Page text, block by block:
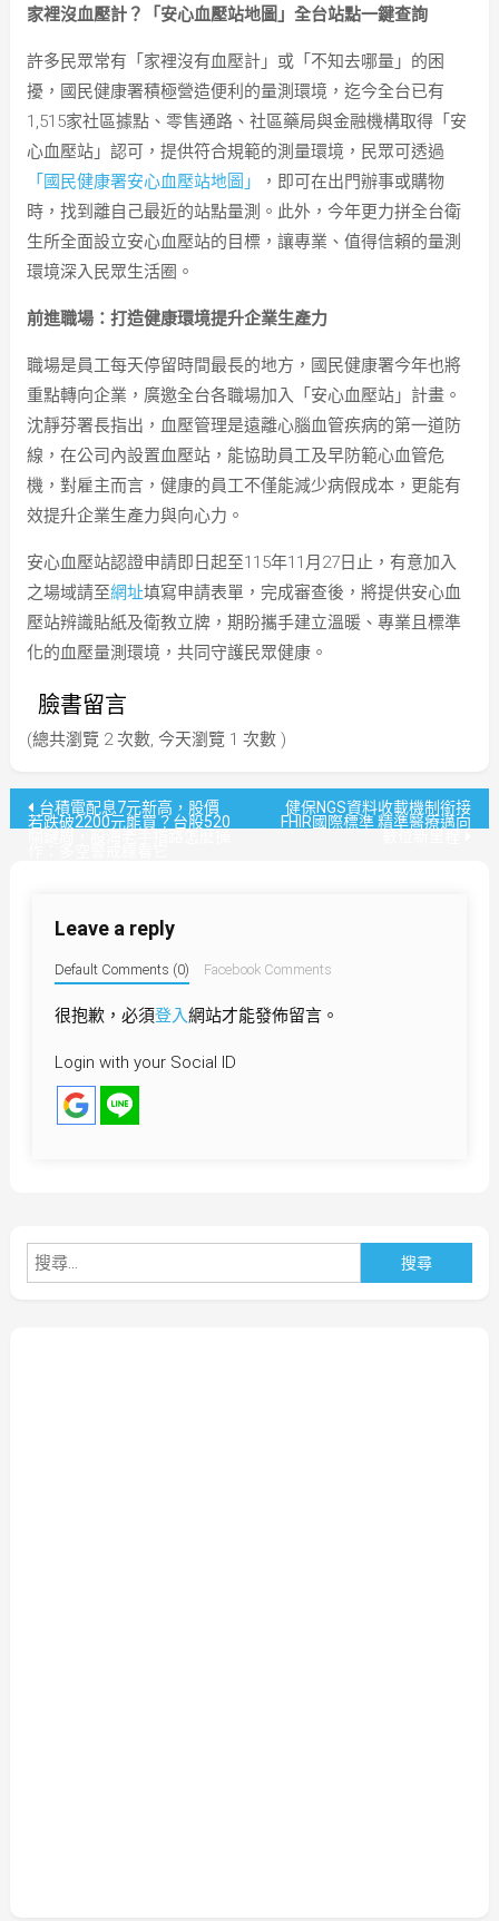
家裡沒血壓計？「安心血壓站地圖」全台站點一鍵查詢
許多民眾常有「家裡沒有血壓計」或「不知去哪量」的困
擾，國民健康署積極營造便利的量測環境，迄今全台已有
1,515家社區據點、零售通路、社區藥局與金融機構取得「安
心血壓站」認可，提供符合規範的測量環境，民眾可透過
「國民健康署安心血壓站地圖」
，即可在出門辦事或購物
時，找到離自己最近的站點量測。此外，今年更力拼全台衛
生所全面設立安心血壓站的目標，讓專業、值得信賴的量測
環境深入民眾生活圈。
前進職場：打造健康環境提升企業生產力
職場是員工每天停留時間最長的地方，國民健康署今年也將
重點轉向企業，廣邀全台各職場加入「安心血壓站」計畫。
沈靜芬署長指出，血壓管理是遠離心腦血管疾病的第一道防
線，在公司內設置血壓站，能協助員工及早防範心血管危
機，對雇主而言，健康的員工不僅能減少病假成本，更能有
效提升企業生產力與向心力。
安心血壓站認證申請即日起至115年11月27日止，有意加入
之場域請至網址填寫申請表單，完成審查後，將提供安心血
壓站辨識貼紙及衛教立牌，期盼攜手建立溫暖、專業且標準
化的血壓量測環境，共同守護民眾健康。
臉書留言
(總共瀏覽 2 次數, 今天瀏覽 1 次數 )
文台積電配息7元新高，股價
若跌破2200元能買？台股520
健保NGS資料收載機制銜接
FHIR國際標準 精準醫療邁向
Leave a reply
Default Comments (0) Facebook Comments
很抱歉，必須登入網站才能發佈留言。
Login with your Social ID
尋